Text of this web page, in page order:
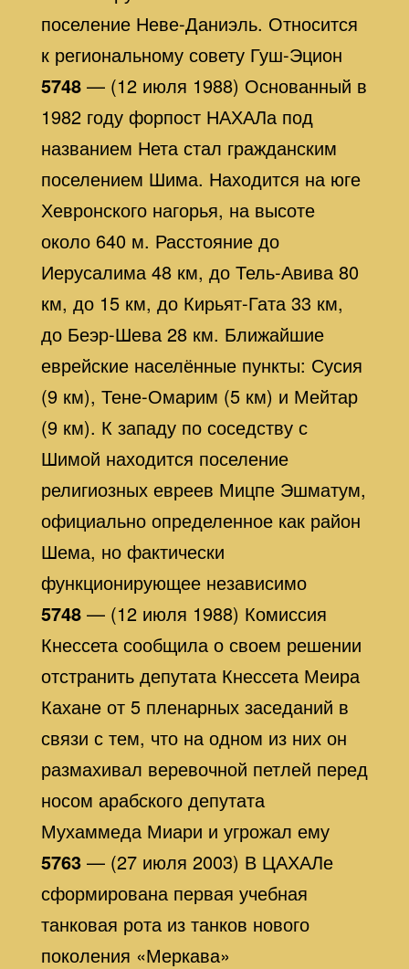
поселение Неве-Даниэль. Относится
к региональному совету Гуш-Эцион
5748— (12 июля 1988) Основанный в
1982 году форпост НАХАЛа под
названием Нета стал гражданским
поселением Шима. Находится на юге
Хевронского нагорья, на высоте
около 640 м. Расстояние до
Иерусалима 48 км, до Тель-Авива 80
км, до 15 км, до Кирьят-Гата 33 км,
до Беэр-Шева 28 км. Ближайшие
еврейские населённые пункты: Сусия
(9 км), Тене-Омарим (5 км) и Мейтар
(9 км). К западу по соседству с
Шимой находится поселение
религиозных евреев Мицпе Эшматум,
официально определенное как район
Шема, но фактически
функционирующее независимо
5748 — (12 июля 1988) Комиссия
Кнессета сообщила о своем решении
отстранить депутата Кнессета Меира
Каханe от 5 пленарных заседаний в
связи с тем, что на одном из них он
размахивал веревочной петлей перед
носом арабского депутата
Мухаммеда Миари и угрожал ему
5763— (27 июля 2003) В ЦАХАЛе
сформирована первая учебная
танковая рота из танков нового
поколения «Меркава»